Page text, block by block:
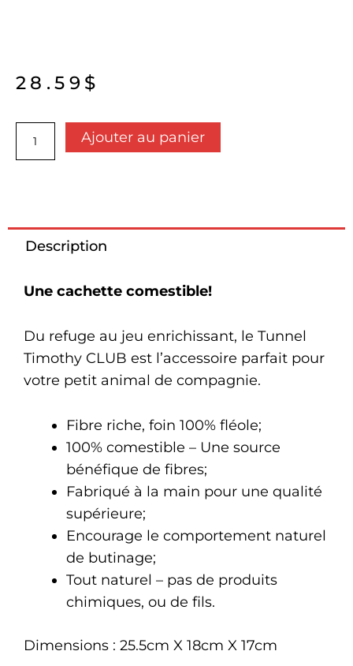
28.59 $
prés
Ajouter au panier
Description
Une cachette comestible!
Du refuge au jeu enrichissant, le Tunnel
Timothy CLUB est l’accessoire parfait pour
votre petit animal de compagnie.
Fibre riche, foin 100% fléole;
100% comestible – Une source
bénéfique de fibres;
Fabriqué à la main pour une qualité
supérieure;
Encourage le comportement naturel
de butinage;
Tout naturel – pas de produits
chimiques, ou de fils.
Dimensions : 25.5cm X 18cm X 17cm